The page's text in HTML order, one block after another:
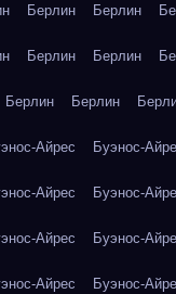
Берлин Берлин
Берлин Берлин
Берлин Берлин
Айрес Буэнос-
Айрес Буэнос-
Айрес Буэнос-
Айрес Буэнос-